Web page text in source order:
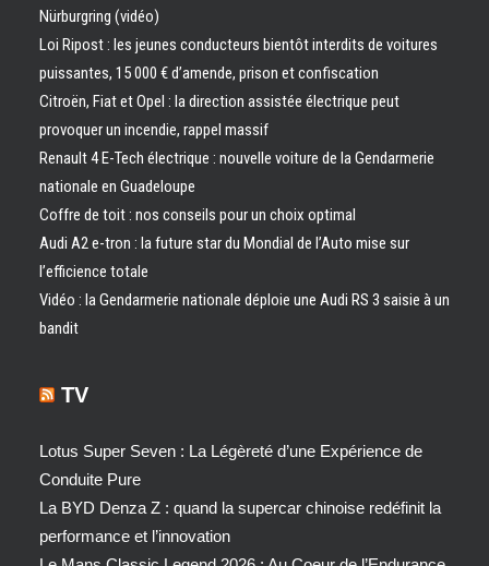
Nürburgring (vidéo)
Loi Ripost : les jeunes conducteurs bientôt interdits de voitures
puissantes, 15 000 € d’amende, prison et confiscation
Citroën, Fiat et Opel : la direction assistée électrique peut
provoquer un incendie, rappel massif
Renault 4 E-Tech électrique : nouvelle voiture de la Gendarmerie
nationale en Guadeloupe
Coffre de toit : nos conseils pour un choix optimal
Audi A2 e-tron : la future star du Mondial de l’Auto mise sur
l’efficience totale
Vidéo : la Gendarmerie nationale déploie une Audi RS 3 saisie à un
bandit
TV
Lotus Super Seven : La Légèreté d’une Expérience de
Conduite Pure
La BYD Denza Z : quand la supercar chinoise redéfinit la
performance et l’innovation